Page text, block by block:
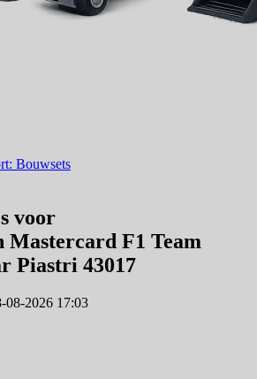
Bouwsets
voor
Mastercard F1 Team
Piastri 43017
08-2026 17:03